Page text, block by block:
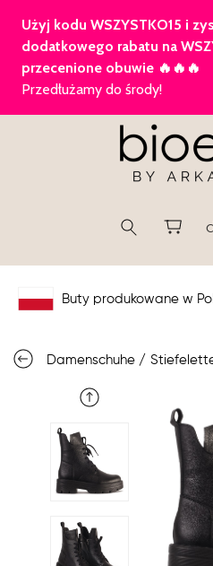
Buty produkowane w
Damenschuhe /